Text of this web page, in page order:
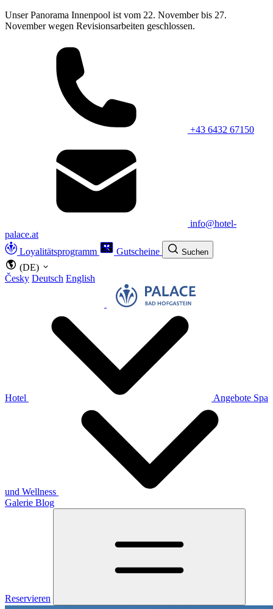
Unser Panorama Innenpool ist vom 22. November bis 27.
November wegen Revisionsarbeiten geschlossen.
+43 6432 67150
info@hotel-
palace.at
Loyalitätsprogramm
Gutscheine Suchen
(DE)
Česky Deutsch English
Hotel Angebote Spa
und Wellness
Galerie Blog
Reservieren